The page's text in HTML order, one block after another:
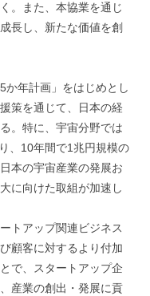
。また、本協業を通じ
長し、新たな価値を創
か年計画」をはじめとし
策を通じて、日本の経
。特に、宇宙分野では
、10年間で1兆円規模の
本の宇宙産業の発展お
に向けた取組が加速し
トアップ関連ビジネス
顧客に対するより付加
で、スタートアップ企
産業の創出・発展に貢